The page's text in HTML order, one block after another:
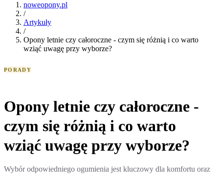
noweopony.pl
/
Artykuły
/
Opony letnie czy całoroczne - czym się różnią i co warto
wziąć uwagę przy wyborze?
PORADY
Opony letnie czy całoroczne -
czym się różnią i co warto
wziąć uwagę przy wyborze?
Wybór odpowiedniego ogumienia jest kluczowy dla komfortu oraz